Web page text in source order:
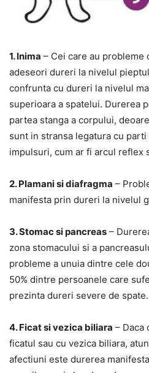
1. Inima – Cei care au probleme
adeseori dureri la nivelul
confrunta cu dureri la nivelul
superioara a spatelui. Durerea
partea stanga a corpului,
sunt in stransa legatura cu
impulsuri, cum ar fi arcul reflex
2. Plamani si diafragma –
manifesta prin dureri la nivelul
3. Stomac si pancreas –
zona stomacului si a
probleme a unuia dintre cele
50% dintre persoanele care
prezinta dureri severe de spate.
4. Ficat si vezica biliara – Daca
ficatul sau cu vezica biliara,
afectiuni este durerea